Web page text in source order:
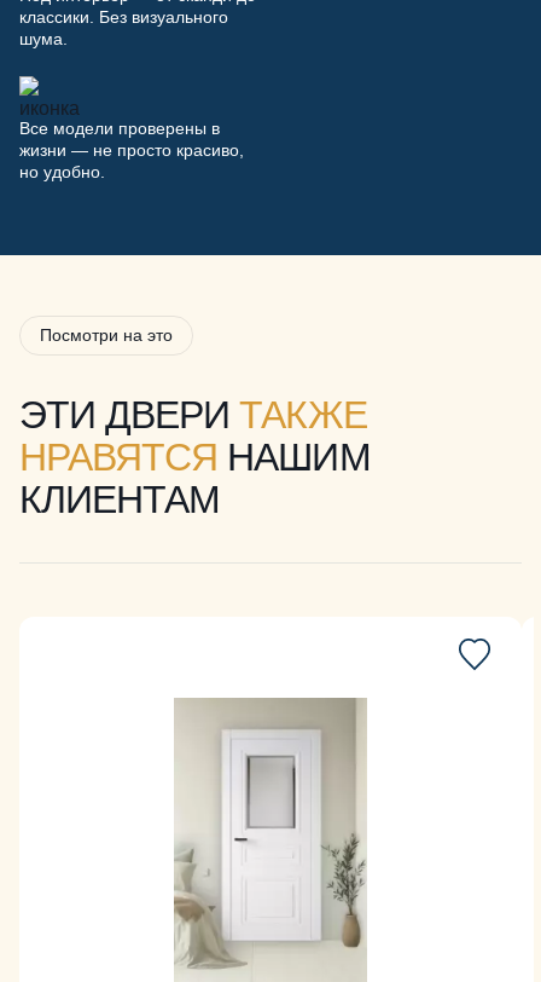
классики. Без визуального
шума.
Все модели проверены в
жизни — не просто красиво,
но удобно.
Посмотри на это
ЭТИ ДВЕРИТАКЖЕ
НРАВЯТСЯ НАШИМ
КЛИЕНТАМ